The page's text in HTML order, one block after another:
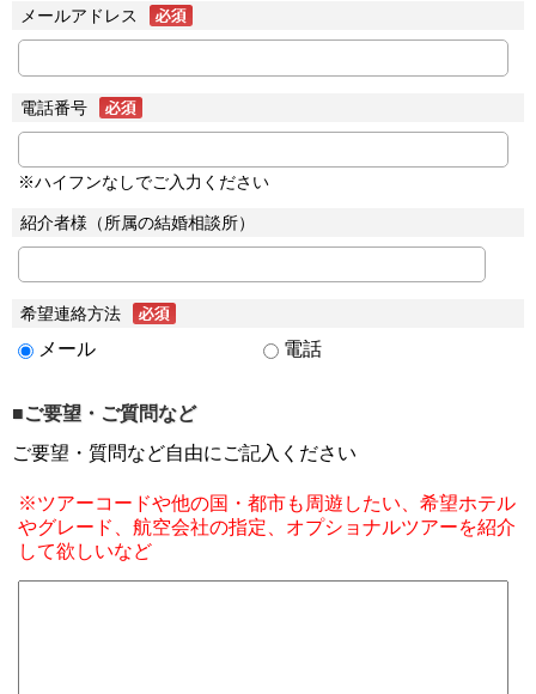
メールアドレス
電話番号
※ハイフンなしでご入力ください
紹介者様（所属の結婚相談所）
希望連絡方法
メール 電話
■ご要望・ご質問など
ご要望・質問など自由にご記入ください
※ツアーコードや他の国・都市も周遊したい、希望ホテル
やグレード、航空会社の指定、オプショナルツアーを紹介
して欲しいなど